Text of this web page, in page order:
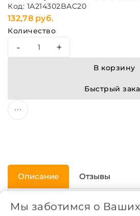
Код: 1A214302BAC20
132,78 руб.
Количество
- +
В корзину
Быстрый
Описание Отзывы
Мы заботимся о Ваших